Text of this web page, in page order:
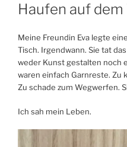
Haufen auf dem
Meine Freundin Eva legte
Tisch. Irgendwann. Sie tat
weder Kunst gestalten noch
waren einfach Garnreste. Zu
Zu schade zum Wegwerfen.
Ich sah mein Leben.